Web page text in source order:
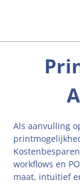
Als aanvulling
workflows en
maat, intuïtief